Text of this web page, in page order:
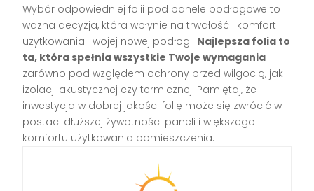
Wybór odpowiedniej folii pod panele podłogowe to
ważna decyzja, która wpłynie na trwałość i komfort
użytkowania Twojej nowej podłogi. Najlepsza folia to
ta, która spełnia wszystkie Twoje wymagania –
zarówno pod względem ochrony przed wilgocią, jak i
izolacji akustycznej czy termicznej. Pamiętaj, że
inwestycja w dobrej jakości folię może się zwrócić w
postaci dłuższej żywotności paneli i większego
komfortu użytkowania pomieszczenia.